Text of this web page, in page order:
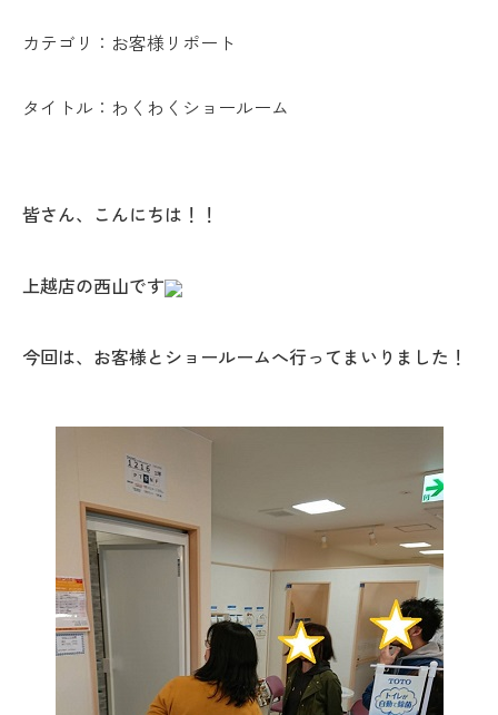
ブログ
オレンジフェア
採用情報
協力会社の皆様へ
住まいのなんでも相談
カテゴリ： お客様リポート
タイトル：わくわくショールーム
皆さん、こんにちは！！
上越店の西山です
今回は、お客様とショールームへ行ってまいりました！